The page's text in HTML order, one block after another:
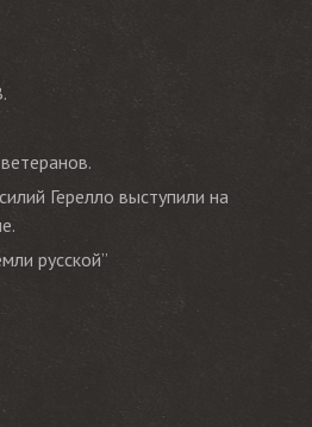
Герелло выступили на
русской”